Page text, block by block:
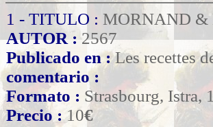
1 - TITULO : MORNAND &
AUTOR : 2567
Publicado en :Les recettes
comentario :
Formato : Strasbourg, Istra,
Precio : 10€